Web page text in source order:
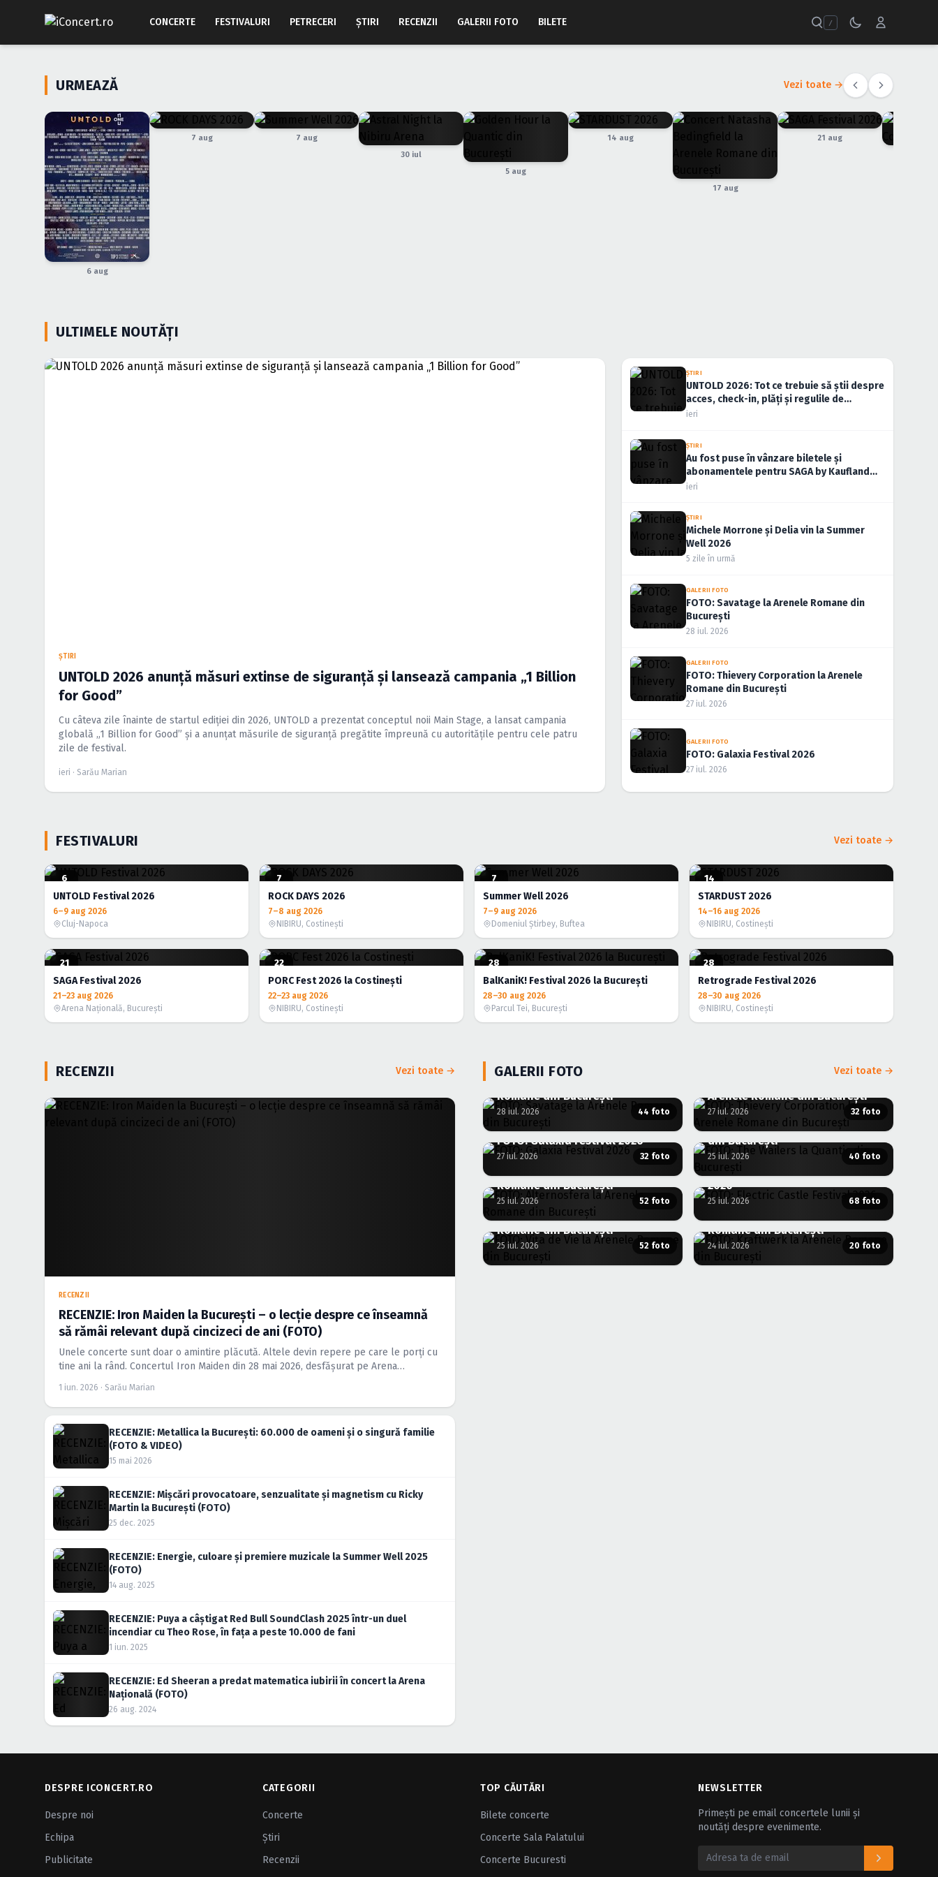
CONCERTE FESTIVALURI PETRECERI ŞTIRI RECENZII GALERII FOTO BILETE /
URMEAZĂ Vezi toate →
6 aug
7 aug
7 aug
30 iul
5 aug
14 aug
17 aug
21 aug
ULTIMELE NOUTĂȚI
ŞTIRI
UNTOLD 2026 anunță măsuri extinse de siguranță și lansează campania „1 Billion
for Good”
Cu câteva zile înainte de startul ediției din 2026, UNTOLD a prezentat conceptul noii Main Stage, a lansat campania
globală „1 Billion for Good” și a anunțat măsurile de siguranță pregătite împreună cu autoritățile pentru cele patru
zile de festival.
ieri · Sarău Marian
ŞTIRI
UNTOLD 2026: Tot ce trebuie să știi despre
acces, check-in, plăți și regulile de
participare
ieri
ŞTIRI
Au fost puse în vânzare biletele și
abonamentele pentru SAGA by Kaufland
2026
ieri
ŞTIRI
Michele Morrone și Delia vin la Summer
Well 2026
5 zile în urmă
GALERII FOTO
FOTO: Savatage la Arenele Romane din
București
28 iul. 2026
GALERII FOTO
FOTO: Thievery Corporation la Arenele
Romane din București
27 iul. 2026
GALERII FOTO
FOTO: Galaxia Festival 2026
27 iul. 2026
FESTIVALURI Vezi toate →
6
UNTOLD Festival 2026
6–9 aug 2026
Cluj-Napoca
7
ROCK DAYS 2026
7–8 aug 2026
NIBIRU, Costineşti
7
Summer Well 2026
7–9 aug 2026
Domeniul Ştirbey, Buftea
14
STARDUST 2026
14–16 aug 2026
NIBIRU, Costineşti
21
SAGA Festival 2026
21–23 aug 2026
Arena Naţională, Bucureşti
22
PORC Fest 2026 la Costinești
22–23 aug 2026
NIBIRU, Costineşti
28
BalKaniK! Festival 2026 la București
28–30 aug 2026
Parcul Tei, Bucureşti
28
Retrograde Festival 2026
28–30 aug 2026
NIBIRU, Costineşti
RECENZII Vezi toate →
RECENZII
RECENZIE: Iron Maiden la București – o lecție despre ce înseamnă
să rămâi relevant după cincizeci de ani (FOTO)
Unele concerte sunt doar o amintire plăcută. Altele devin repere pe care le porți cu
tine ani la rând. Concertul Iron Maiden din 28 mai 2026, desfășurat pe Arena
de carieră, legenda heavy metalului a demonstrat că poate livra în continuare […]
1 iun. 2026 · Sarău Marian
RECENZIE: Metallica la București: 60.000 de oameni și o singură familie
(FOTO & VIDEO)
15 mai 2026
RECENZIE: Mișcări provocatoare, senzualitate și magnetism cu Ricky
Martin la București (FOTO)
25 dec. 2025
RECENZIE: Energie, culoare și premiere muzicale la Summer Well 2025
(FOTO)
14 aug. 2025
RECENZIE: Puya a câștigat Red Bull SoundClash 2025 într-un duel
incendiar cu Theo Rose, în fața a peste 10.000 de fani
1 iun. 2025
RECENZIE: Ed Sheeran a predat matematica iubirii în concert la Arena
Națională (FOTO)
26 aug. 2024
GALERII FOTO Vezi toate →
44 foto
FOTO: Savatage la Arenele
Romane din București
28 iul. 2026 32 foto
Arenele Romane din București
27 iul. 2026
32 foto
FOTO: Galaxia Festival 2026
27 iul. 2026 40 foto
FOTO: The Wailers la Quantic
din București
25 iul. 2026
52 foto
Romane din București
25 iul. 2026 68 foto
FOTO: Electric Castle Festival
2026
25 iul. 2026
52 foto
FOTO: Vița de Vie la Arenele
Romane din București
25 iul. 2026 20 foto
Romane din București
24 iul. 2026
DESPRE ICONCERT.RO
Despre noi
Echipa
Publicitate
CATEGORII
Concerte
Ştiri
Recenzii
TOP CĂUTĂRI
Bilete concerte
Concerte Sala Palatului
Concerte Bucuresti
NEWSLETTER
Primești pe email concertele lunii și
noutăți despre evenimente.